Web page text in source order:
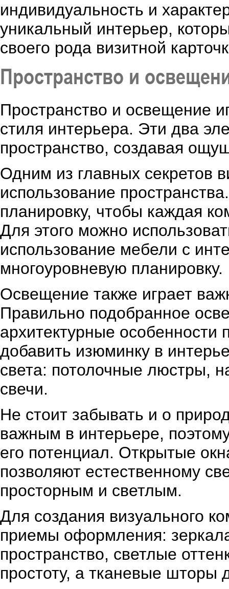
индивидуальность и
уникальный интерьер,
своего рода визитной
Пространство и
Пространство и освещение
стиля интерьера. Эти два
пространство, создавая
Одним из главных секретов
использование
планировку, чтобы каждая
Для этого можно
использование мебели с
многоуровневую планировку.
Освещение также играет
Правильно подобранное
архитектурные
добавить изюминку в
света: потолочные люстры,
свечи.
Не стоит забывать и о
важным в интерьере,
его потенциал. Открытые
позволяют естественному
просторным и светлым.
Для создания визуального
приемы оформления:
пространство, светлые
простоту, а тканевые шторы